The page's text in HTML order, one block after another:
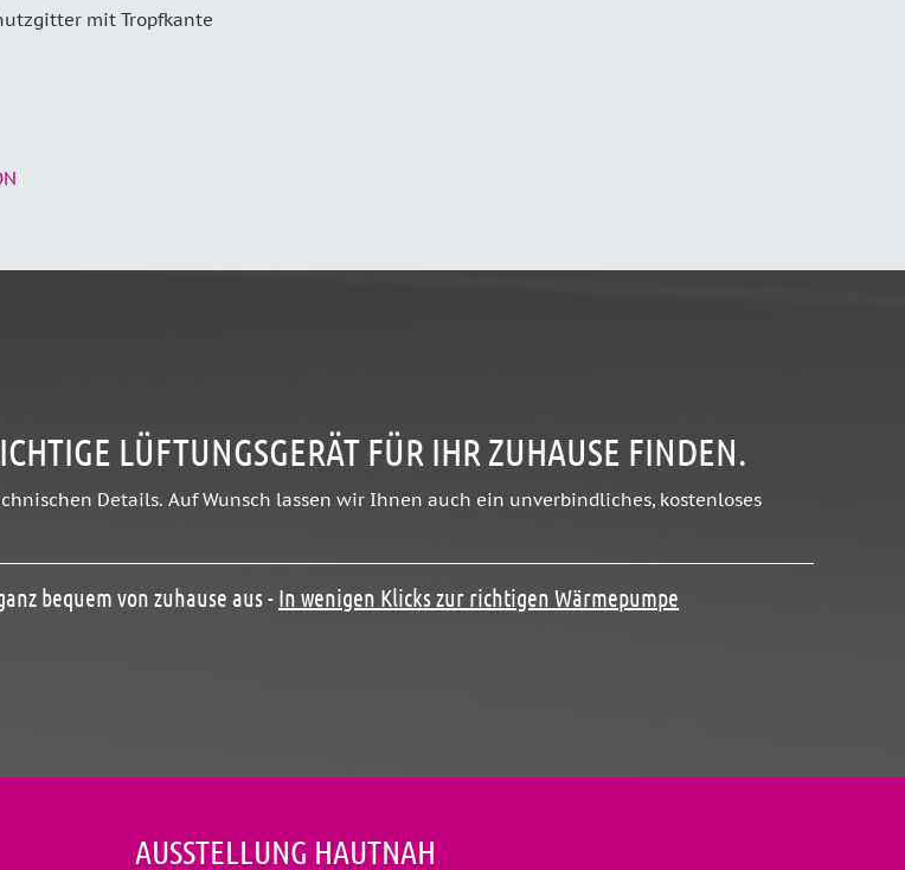
mit Tropfkante
LÜFTUNGSGERÄT FÜR IHR ZUHAUSE FINDEN.
Details. Auf Wunsch lassen wir Ihnen auch ein unverbindliches, kostenloses
bequem von zuhause aus - In wenigen Klicks zur richtigen Wärmepumpe
AUSSTELLUNG HAUTNAH